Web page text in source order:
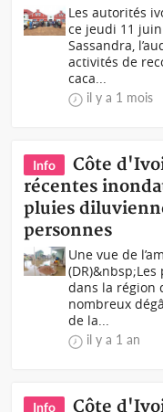
Les autorités
ce jeudi 11 juin
Sassandra,
activités de
caca...
il y a 1 mois
Info
Côte
récentes
pluies
personnes
Une vue de
dans la région
nombreux
de la...
il y a 1 an
Info
Côte